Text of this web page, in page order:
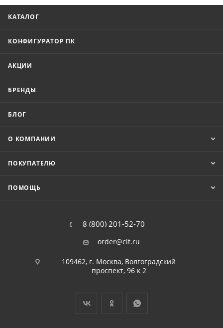
КАТАЛОГ
КОНФИГУРАТОР ПК
АКЦИИ
БРЕНДЫ
БЛОГ
О КОМПАНИИ
ПОКУПАТЕЛЮ
ПОМОЩЬ
8 (800) 201-52-70
order@cit.ru
109462, г. Москва, Волгоградский
проспект, 96 к 2